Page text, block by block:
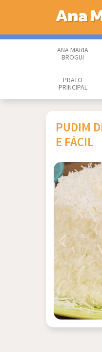
Ana
ANA MARIA
BROGUI
PRATO
PRINCIPAL
PUDIM
E FÁCIL
Previous